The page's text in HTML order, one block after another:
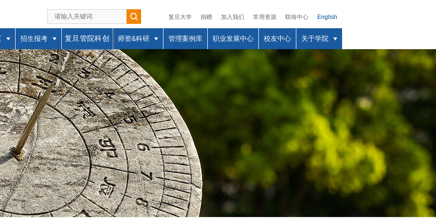
复旦大学 捐赠 加入我们 常用资源 联络中心 English
招生报考 复旦管院科创 师资&科研 管理案例库 职业发展中心 校友中心 关于学院